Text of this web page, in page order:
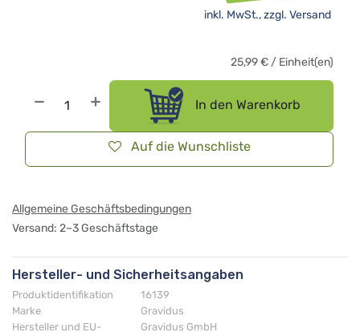
In den Warenkorb
Auf die Wunschliste
inkl. MwSt., zzgl. Versand
25,99€ / Einheit(en)
Allgemeine Geschäftsbedingungen
Versand: 2–3 Geschäftstage
Hersteller- und Sicherheitsangaben
Produktidentifikation
16139
Marke
Gravidus
Hersteller und EU-
Gravidus GmbH